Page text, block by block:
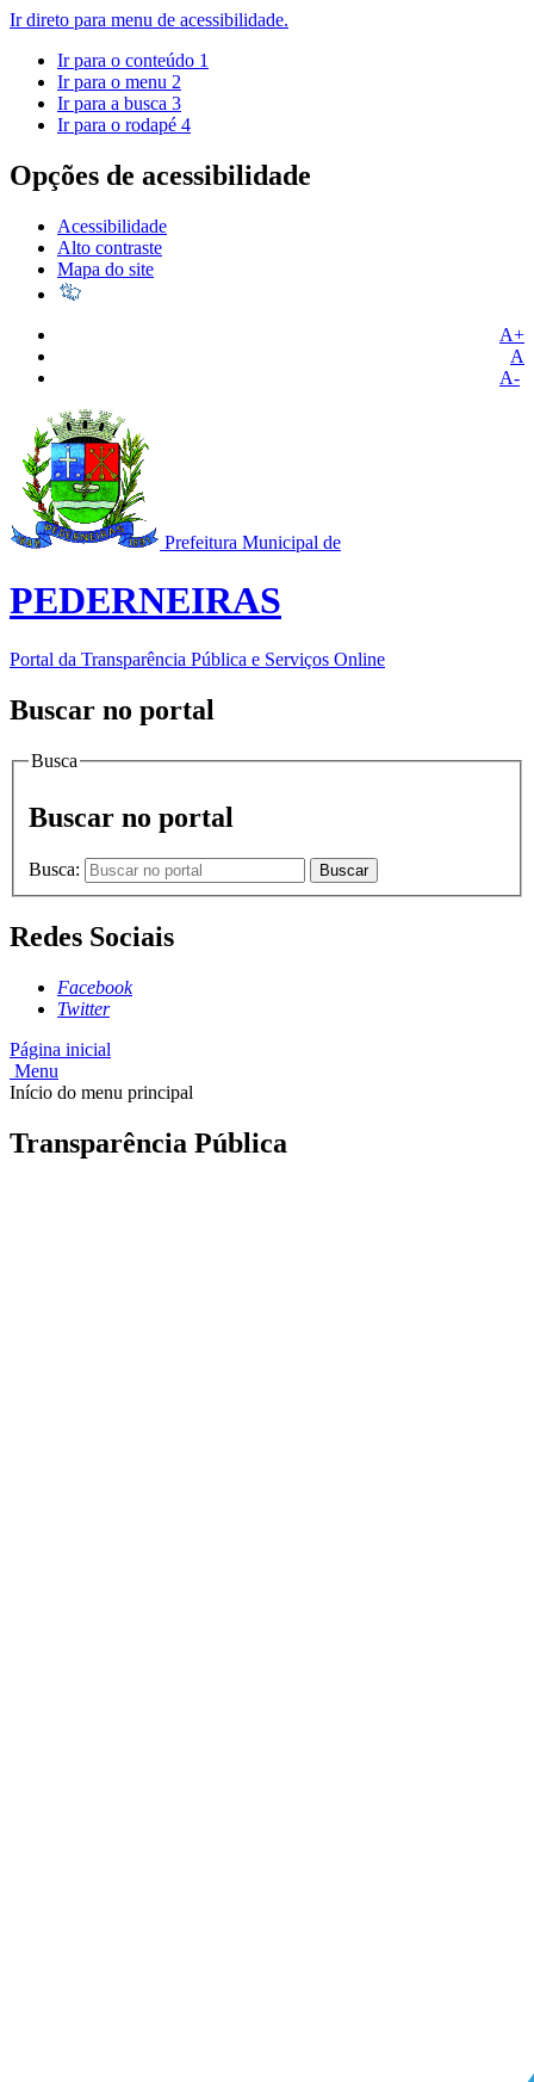
Ir direto para menu de acessibilidade.
Ir para o conteúdo 1
Ir para o menu 2
Ir para a busca 3
Ir para o rodapé 4
Opções de acessibilidade
Acessibilidade
Alto contraste
Mapa do site
A+
A
A-
Prefeitura Municipal de
PEDERNEIRAS
Portal da Transparência Pública e Serviços Online
Buscar no portal
Busca
Buscar no portal
Busca: Buscar
Redes Sociais
Facebook
Twitter
Página inicial
Menu
Início do menu principal
Transparência Pública